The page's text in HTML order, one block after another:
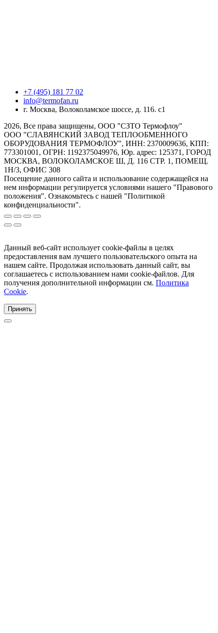
+7 (495) 181 77 02
info@termofan.ru
г. Москва, Волоколамское шоссе, д. 116. с1
2026, Все права защищены, ООО "СЗТО Термофлоу"
ООО "СЛАВЯНСКИЙ ЗАВОД ТЕПЛООБМЕННОГО
ОБОРУДОВАНИЯ ТЕРМОФЛОУ", ИНН: 2370009636, КПП:
773301001, ОГРН: 1192375049976, Юр. адрес: 125371, ГОРОД
МОСКВА, ВОЛОКОЛАМСКОЕ Ш, Д. 116 СТР. 1, ПОМЕЩ.
1Н/3, ОФИС 308
Посещение данного сайта и использование содержащейся на
нем информации регулируется условиями нашего "Правового
положения". Ознакомьтесь с нашей "Политикой
конфиденциальности".
Данный веб-сайт использует cookie-файлы в целях
предоставления вам лучшего пользовательского опыта на
нашем сайте. Продолжая использовать данный сайт, вы
соглашаетесь с использованием нами cookie-файлов. Для
получения дополнительной информации см. Политика
Cookie.
Принять